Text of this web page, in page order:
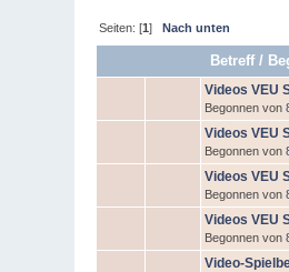
Seiten: [1]Nach unten
Betreff/
Videos VEU
Begonnen von
Videos VEU
Begonnen von
Videos VEU
Begonnen von
Videos VEU
Begonnen von
Video-